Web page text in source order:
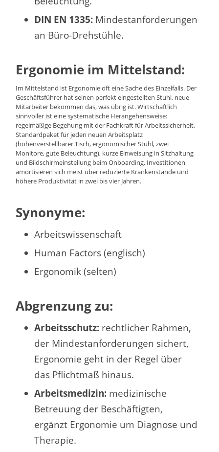
DIN EN 1335: Mindestanforderungen
an Büro-Drehstühle.
Ergonomie im Mittelstand:
Im Mittelstand ist Ergonomie oft eine Sache des Einzelfalls. Der
Geschäftsführer hat seinen perfekt eingestellten Stuhl, neue
Mitarbeiter bekommen das, was übrig ist. Wirtschaftlich
sinnvoller ist eine systematische Herangehensweise:
regelmäßige Begehung mit der Fachkraft für Arbeitssicherheit,
Standardpaket für jeden neuen Arbeitsplatz
(höhenverstellbarer Tisch, ergonomischer Stuhl, zwei
Monitore, gute Beleuchtung), kurze Einweisung in Sitzhaltung
und Bildschirmeinstellung beim Onboarding. Investitionen
amortisieren sich meist über reduzierte Krankenstände und
höhere Produktivität in zwei bis vier Jahren.
Synonyme:
Arbeitswissenschaft
Human Factors (englisch)
Ergonomik (selten)
Abgrenzung zu:
Arbeitsschutz: rechtlicher Rahmen,
der Mindestanforderungen sichert,
Ergonomie geht in der Regel über
das Pflichtmaß hinaus.
Arbeitsmedizin: medizinische
Betreuung der Beschäftigten,
ergänzt Ergonomie um Diagnose und
Therapie.